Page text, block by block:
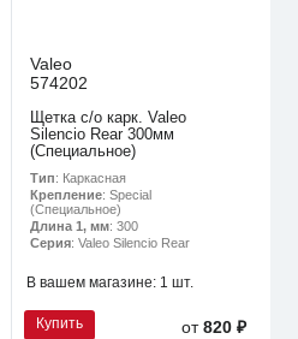
Valeo
574202
Щетка с/о карк. Valeo
Silencio Rear 300мм
(Специальное)
Тип: Каркасная
Крепление: Special
(Специальное)
Длина 1, мм: 300
Серия: Valeo Silencio Rear
В вашем магазине: 1 шт.
Купить от820 ₽